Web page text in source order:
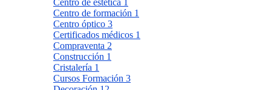
Centro de estética 1
Centro de formación 1
Centro óptico 3
Certificados médicos 1
Compraventa 2
Construcción 1
Cristalería 1
Cursos Formación 3